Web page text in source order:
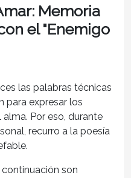
Memoria
el "Enemigo
las palabras técnicas
para expresar los
Por eso, durante
recurro a la poesía
son